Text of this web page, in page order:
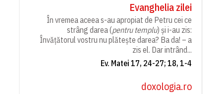
Evanghelia zilei
În vremea aceea s-au apropiat de Petru cei ce
strâng darea (pentru templu) și i-au zis:
Învățătorul vostru nu plătește darea? Ba da! – a
zis el. Dar intrând...
Ev. Matei 17, 24-27; 18, 1-4
doxologia.ro